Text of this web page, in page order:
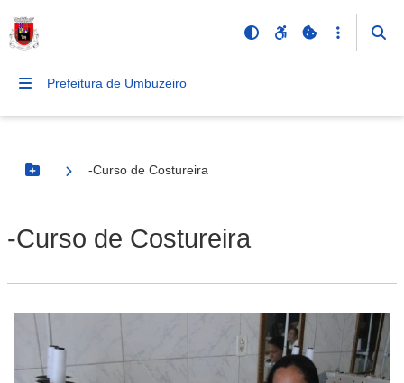
Prefeitura de Umbuzeiro
Botão Menu
-Curso de Costureira
-Curso de Costureira